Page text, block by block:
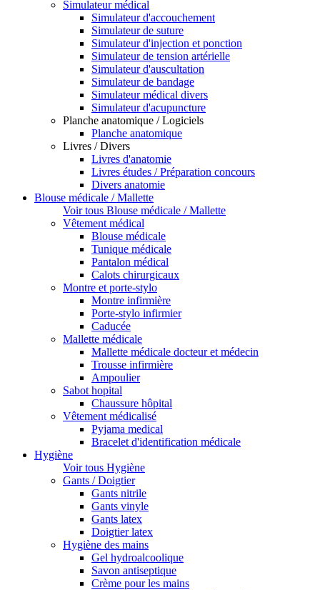
Simulateur médical
Simulateur d'accouchement
Simulateur de suture
Simulateur d'injection et ponction
Simulateur de tension artérielle
Simulateur d'auscultation
Simulateur de bandage
Simulateur médical divers
Simulateur d'acupuncture
Planche anatomique / Logiciels
Planche anatomique
Livres / Divers
Livres d'anatomie
Livres études / Préparation concours
Divers anatomie
Blouse médicale / Mallette
Voir tous Blouse médicale / Mallette
Vêtement médical
Blouse médicale
Tunique médicale
Pantalon médical
Calots chirurgicaux
Montre et porte-stylo
Montre infirmière
Porte-stylo infirmier
Caducée
Mallette médicale
Mallette médicale docteur et médecin
Trousse infirmière
Ampoulier
Sabot hopital
Chaussure hôpital
Vêtement médicalisé
Pyjama medical
Bracelet d'identification médicale
Hygiène
Voir tous Hygiène
Gants / Doigtier
Gants nitrile
Gants vinyle
Gants latex
Doigtier latex
Hygiène des mains
Gel hydroalcoolique
Savon antiseptique
Crème pour les mains